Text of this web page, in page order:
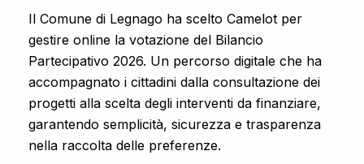
Il Comune di Legnago ha scelto Camelot per
gestire online la votazione del Bilancio
Partecipativo 2026. Un percorso digitale che ha
accompagnato i cittadini dalla consultazione dei
progetti alla scelta degli interventi da finanziare,
garantendo semplicità, sicurezza e trasparenza
nella raccolta delle preferenze.